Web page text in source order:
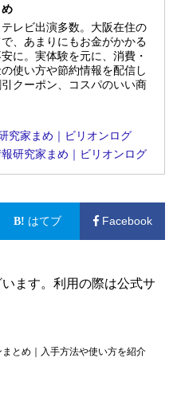
レビ出演多数。大阪在住の
、あまりにもお金がかかる
に。実体験を元に、消費・
使い方や節約情報を配信し
クーポン、コスパのいい商
究家まめ｜ビリオンログ
研究家まめ｜ビリオンログ
はてブ Facebook
ます。利用の際は公式サ
とめ｜入手方法や使い方を紹介